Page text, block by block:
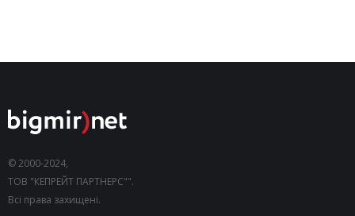
© 2000-2024,
ТОВ "КЕПРЕЙТ ПАРТНЕРС"".
Всі права захищені.